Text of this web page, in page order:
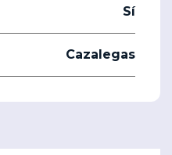
Sí
Cazalegas